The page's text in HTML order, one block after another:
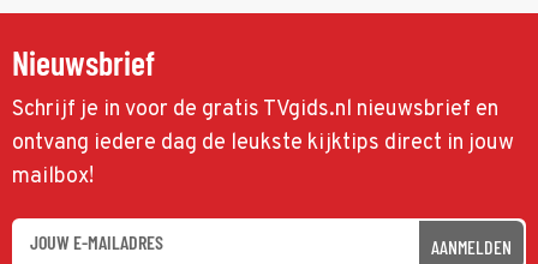
Nieuwsbrief
Schrijf je in voor de gratis TVgids.nl nieuwsbrief en
ontvang iedere dag de leukste kijktips direct in jouw
mailbox!
AANMELDEN